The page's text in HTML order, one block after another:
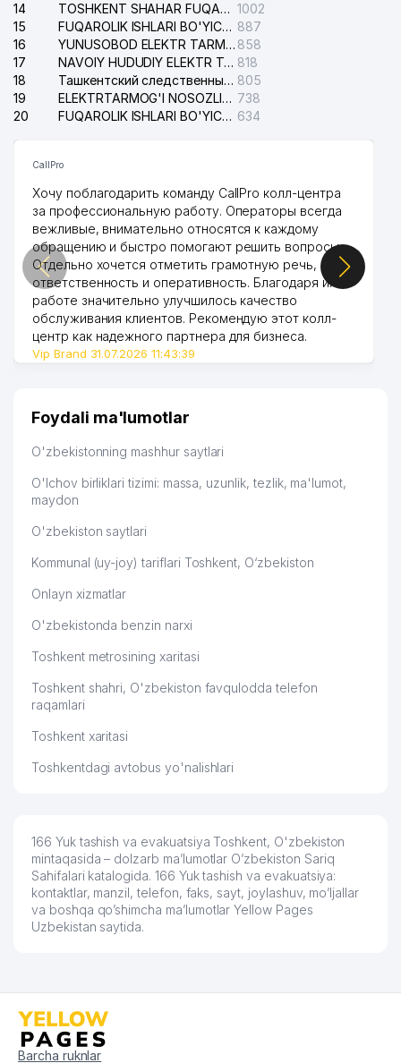
14
TOSHKENT SHAHAR FUQAROLIK ISHLARI BO'YICHA SUDI 1002
15
FUQAROLIK ISHLARI BO'YICHA YAKKASAROY TUMANLARARO SUDI 887
16
YUNUSOBOD ELEKTR TARMOG'I NOSOZLIKLARI XIZMATI 858
17
NAVOIY HUDUDIY ELEKTR TARMOQLARI KORXONASI AJ 818
18
Ташкентский следственный изолятор 805
19
ELEKTRTARMOG'I NOSOZLIKLARINI TO'ZATISH SERGELI XIZMATI 738
20
FUQAROLIK ISHLARI BO'YICHA UCH-TEPA TUMANI SUDI 634
CallPro
Хочу поблагодарить команду CallPro колл-центра
за профессиональную работу. Операторы всегда
вежливые, внимательно относятся к каждому
обращению и быстро помогают решить вопросы.
Отдельно хочется отметить грамотную речь,
ответственность и оперативность. Благодаря их
работе значительно улучшилось качество
обслуживания клиентов. Рекомендую этот колл-
центр как надежного партнера для бизнеса.
Vip Brand 31.07.2026 11:43:39
Foydali ma'lumotlar
O'zbekistonning mashhur saytlari
O'lchov birliklari tizimi: massa, uzunlik, tezlik, ma'lumot,
maydon
O'zbekiston saytlari
Kommunal (uy-joy) tariflari Toshkent, O‘zbekiston
Onlayn xizmatlar
O'zbekistonda benzin narxi
Toshkent metrosining xaritasi
Toshkent shahri, O'zbekiston favqulodda telefon
raqamlari
Toshkent xaritasi
Toshkentdagi avtobus yo'nalishlari
166 Yuk tashish va evakuatsiya Toshkent, O'zbekiston
mintaqasida – dolzarb ma’lumotlar O’zbekiston Sariq
Sahifalari katalogida. 166 Yuk tashish va evakuatsiya:
kontaktlar, manzil, telefon, faks, sayt, joylashuv, mo’ljallar
va boshqa qo’shimcha ma’lumotlar Yellow Pages
Uzbekistan saytida.
Barcha ruknlar